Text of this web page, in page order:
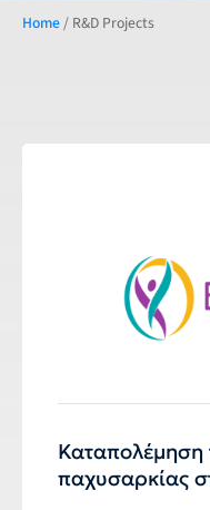
Home/ R&D Projects
Καταπολέμηση
παχυσαρκίας